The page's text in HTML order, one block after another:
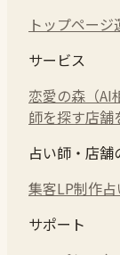
トップページ
サービス
恋愛の森（AI
師を探す店舗
占い師・店舗
集客LP制作
サポート